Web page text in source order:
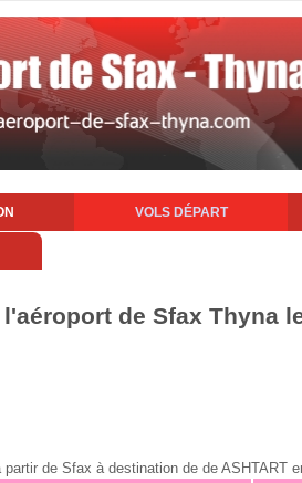
VOLS DÉPART
de Sfax Thyna
de Sfax à destination de de ASHTART